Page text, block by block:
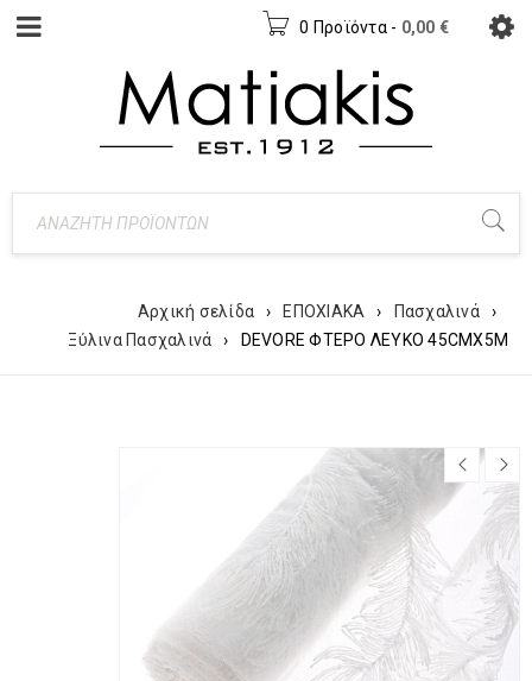
0 Προϊόντα - 0,00 €
Αρχική σελίδα › ΕΠΟΧΙΑΚΑ › Πασχαλινά
›
Ξύλινα Πασχαλινά
› DEVORE ΦΤΕΡΟ ΛΕΥΚΟ 45CMX5M